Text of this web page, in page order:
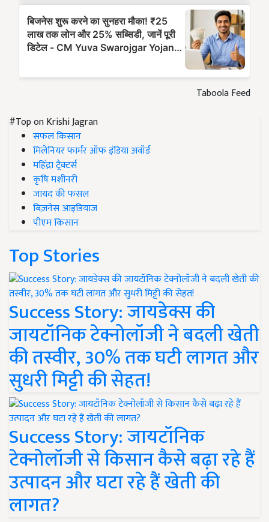
Taboola Feed
#Top on Krishi Jagran
सफल किसान
मिलेनियर फार्मर ऑफ इंडिया अवॉर्ड
महिंद्रा ट्रैक्टर्स
कृषि मशीनरी
जायद की फसल
बिज़नेस आइडियाज
पीएम किसान
Top Stories
Success Story: जायडेक्स की
जायटॉनिक टेक्नोलॉजी ने बदली खेती
की तस्वीर, 30% तक घटी लागत और
सुधरी मिट्टी की सेहत!
Success Story: जायटॉनिक
टेक्नोलॉजी से किसान कैसे बढ़ा रहे हैं
उत्पादन और घटा रहे हैं खेती की
लागत?